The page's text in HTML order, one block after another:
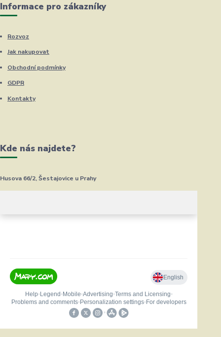
Informace pro zákazníky
Rozvoz
Jak nakupovat
Obchodní podmínky
GDPR
Kontakty
Kde nás najdete?
Husova 66/2, Šestajovice u Prahy